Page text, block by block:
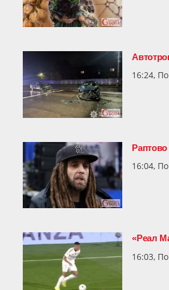
16:24,
Раптово
16:04,
«Реал
16:03,